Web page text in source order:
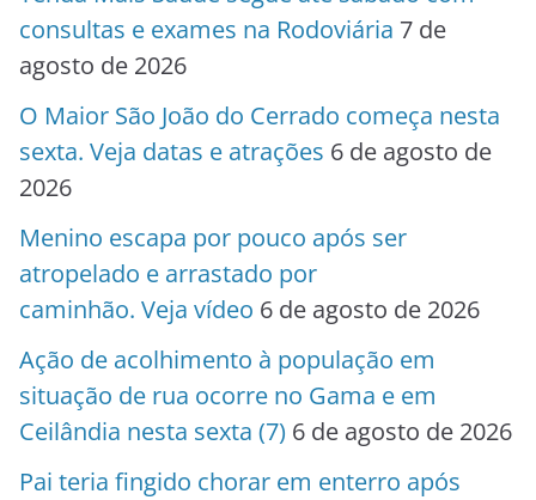
consultas e exames na Rodoviária 7 de
agosto de 2026
O Maior São João do Cerrado começa nesta
sexta. Veja datas e atrações 6 de agosto de
2026
Menino escapa por pouco após ser
atropelado e arrastado por
caminhão. Veja vídeo 6 de agosto de 2026
Ação de acolhimento à população em
situação de rua ocorre no Gama e em
Ceilândia nesta sexta (7) 6 de agosto de 2026
Pai teria fingido chorar em enterro após